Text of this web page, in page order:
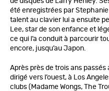
été enregistrées par
talent au clavier lui a ensuite
Lee, star de son enfance et
ce qui l’a conduit à parcourir
encore, jusqu’au Japon.
Après près de trois ans passés
dirigé vers l’ouest, à Los
clubs (Madame Wongs, The